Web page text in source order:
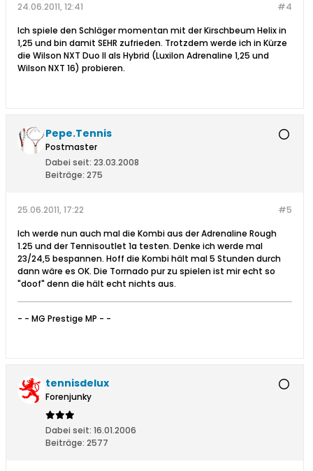
#4
24.06.2011, 12:41
Ich spiele den Schläger momentan mit der Kirschbeum Helix in
1,25 und bin damit SEHR zufrieden. Trotzdem werde ich in Kürze
die Wilson NXT Duo II als Hybrid (Luxilon Adrenaline 1,25 und
Wilson NXT 16) probieren.
Pepe.Tennis
Postmaster
Dabei seit: 23.03.2008
Beiträge: 275
#5
25.06.2011, 17:22
Ich werde nun auch mal die Kombi aus der Adrenaline Rough
1.25 und der Tennisoutlet 1a testen. Denke ich werde mal
23/24,5 bespannen. Hoff die Kombi hält mal 5 Stunden durch
dann wäre es OK. Die Torrnado pur zu spielen ist mir echt so
"doof" denn die hält echt nichts aus.
- - MG Prestige MP - -
tennisdelux
Forenjunky
Dabei seit: 16.01.2006
Beiträge: 2577